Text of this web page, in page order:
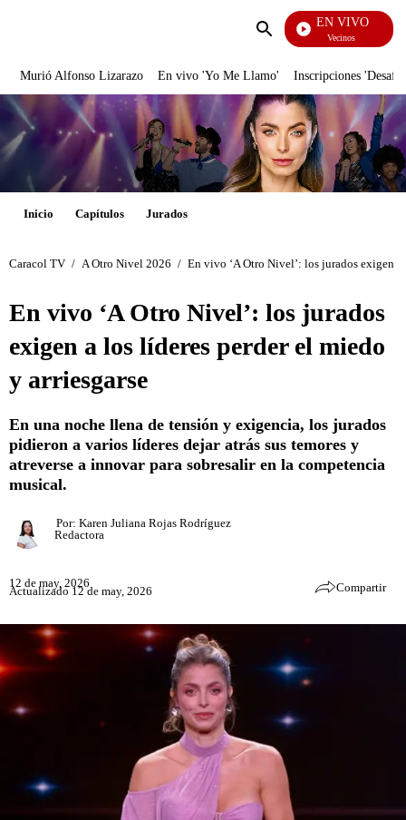
Enviar
EN VIVO
Vecinos
Murió Alfonso Lizarazo En vivo 'Yo Me Llamo' Inscripciones
Inicio Capítulos Jurados
Caracol TV / A Otro Nivel 2026 / En vivo ‘A Otro Nivel’: los jurados exigen
En vivo ‘A Otro Nivel’: los jurados
exigen a los líderes perder el miedo
y arriesgarse
En una noche llena de tensión y exigencia, los jurados
pidieron a varios líderes dejar atrás sus temores y
atreverse a innovar para sobresalir en la competencia
musical.
Por: Karen Juliana Rojas Rodríguez
Redactora
12 de may, 2026
Actualizado 12 de may, 2026 Compartir